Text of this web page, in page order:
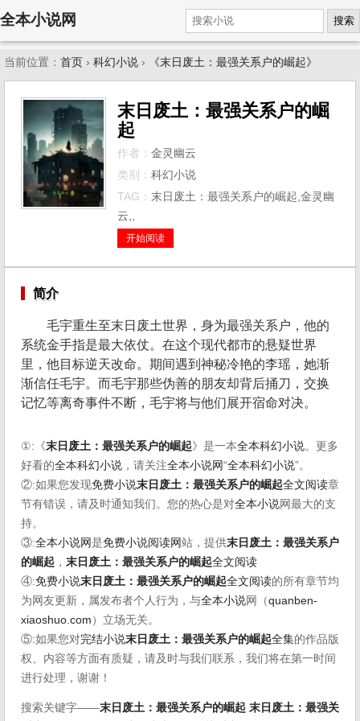
全本小说网 搜索
当前位置： 首页 › 科幻小说 › 《末日废土：最强关系户的崛起》
末日废土：最强关系户的崛
起
作者： 金灵幽云
类别： 科幻小说
TAG： 末日废土：最强关系户的崛起,金灵幽
云,,
开始阅读
简介
毛宇重生至末日废土世界，身为最强关系户，他的
系统金手指是最大依仗。在这个现代都市的悬疑世界
里，他目标逆天改命。期间遇到神秘冷艳的李瑶，她渐
渐信任毛宇。而毛宇那些伪善的朋友却背后捅刀，交换
记忆等离奇事件不断，毛宇将与他们展开宿命对决。
①:《末日废土：最强关系户的崛起》是一本全本科幻小说。更多
好看的全本科幻小说 ，请关注全本小说网“全本科幻小说”。
②:如果您发现免费小说末日废土：最强关系户的崛起全文阅读章
节有错误，请及时通知我们。您的热心是对全本小说网最大的支
持。
③:全本小说网是免费小说阅读网站，提供末日废土：最强关系户
的崛起 ， 末日废土：最强关系户的崛起全文阅读
④:免费小说末日废土：最强关系户的崛起全文阅读的所有章节均
为网友更新，属发布者个人行为，与全本小说网（quanben-
xiaoshuo.com ）立场无关。
⑤:如果您对完结小说末日废土：最强关系户的崛起全集的作品版
权、内容等方面有质疑，请及时与我们联系，我们将在第一时间
进行处理，谢谢！
搜索关键字——末日废土：最强关系户的崛起 末日废土：最强关